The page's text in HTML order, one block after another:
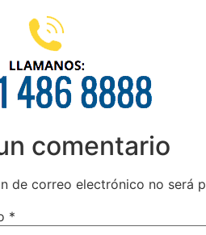
comentario
de correo electrónico no será
*